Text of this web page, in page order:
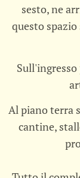
sesto, ne
questo
Al piano terra
cantine,